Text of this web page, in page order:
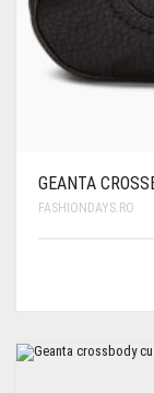
GEANTA
FASHIONDAYS.RO